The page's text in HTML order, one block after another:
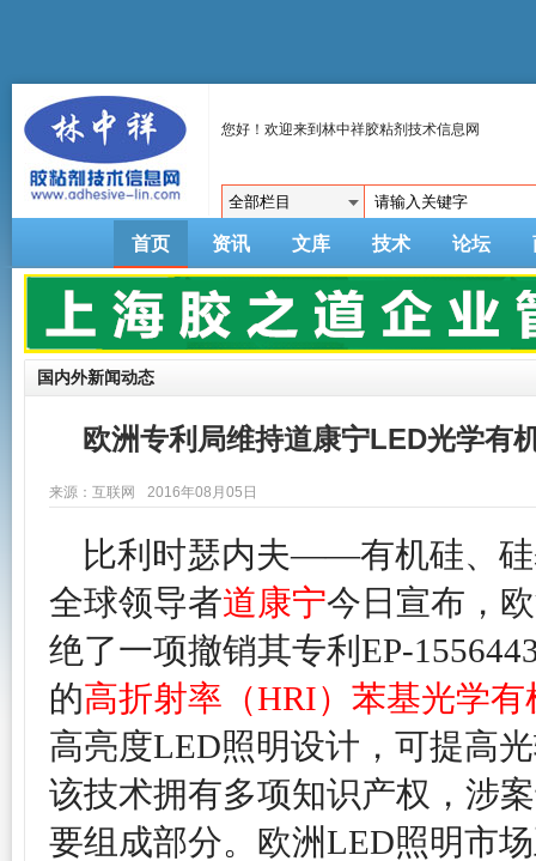
您好！欢迎来到林中祥胶粘剂技术信息网
首页 资讯 文库 技术 论坛
国内外新闻动态
欧洲专利局维持道康宁LED光学有
来源：互联网 2016年08月05日
比利时瑟内夫——有机硅、硅
全球领导者道康宁今日宣布，
绝了一项撤销其专利EP-
的高折射率（HRI）苯基光学
高亮度LED照明设计，可提高
该技术拥有多项知识产权，涉
要组成部分。欧洲LED照明市